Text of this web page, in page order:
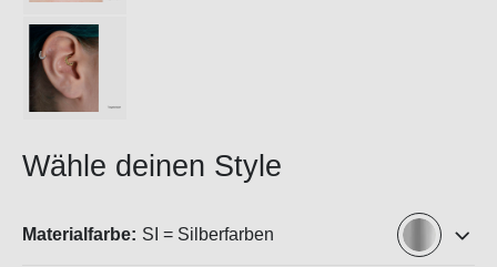
Wähle deinen Style
Materialfarbe: SI = Silberfarben